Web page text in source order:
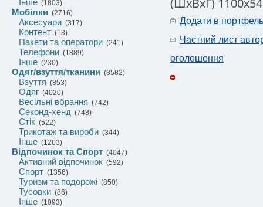
Інше (1803)
Мобілки (2716)
Аксесуари (317)
Контент (13)
Пакети та оператори (241)
Телефони (1889)
Інше (230)
Одяг/взуття/тканини (8582)
Взуття (853)
Одяг (4020)
Весільні вбрання (742)
Секонд-хенд (748)
Стік (522)
Трикотаж та вироби (344)
Інше (1203)
Відпочинок та Спорт (4047)
Активний відпочинок (592)
Спорт (1356)
Туризм та подорожі (850)
Тусовки (86)
Інше (1093)
Додати в портфель
Частний лист
оголошення